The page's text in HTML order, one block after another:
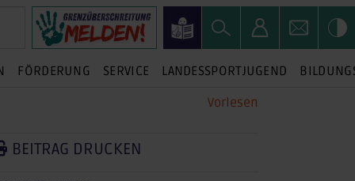
FÖRDERUNG SERVICE LANDESSPORTJUGEND
Vorlesen
BEITRAG DRUCKEN